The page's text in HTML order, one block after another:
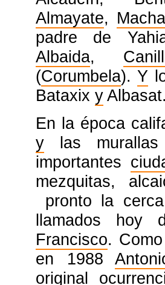
Almayate,
padre de
Albaida,
(Corumbela).Y
Bataxix y
En la época
y las
importantes
mezquitas,
pronto la
llamados hoy
Francisco.
en 1988
original